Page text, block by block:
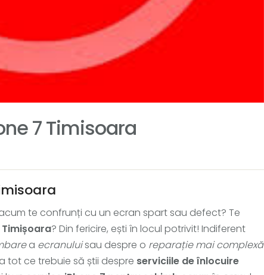
7 Timisoara
te confrunți cu un ecran spart sau defect? Te
? Din fericire, ești în locul potrivit! Indiferent
a ecranuluisau despre o reparație mai complexă
tot ce trebuie să știi despre serviciile de înlocuire